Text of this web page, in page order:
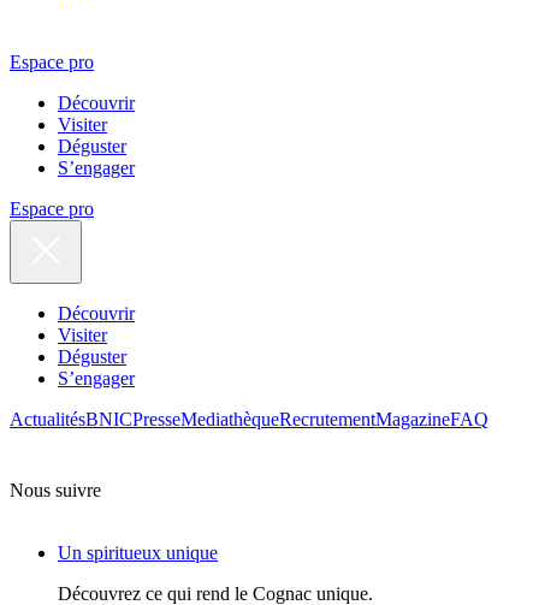
Espace pro
Découvrir
Visiter
Déguster
S’engager
Espace pro
Découvrir
Visiter
Déguster
S’engager
ActualitésBNICPresseMediathèqueRecrutementMagazineFAQ
Nous suivre
Un spiritueux unique
Découvrez ce qui rend le Cognac unique.